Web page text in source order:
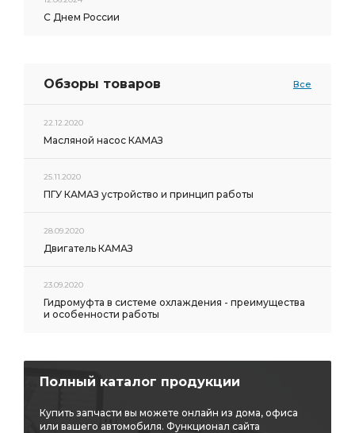
С Днем России
Обзоры товаров Все
22.12.2020
Масляной насос КАМАЗ
25.11.2020
ПГУ КАМАЗ устройство и принцип работы
28.09.2020
Двигатель КАМАЗ
23.09.2020
Гидромуфта в системе охлаждения - преимущества
и особенности работы
Полный каталог продукции
Купить запчасти вы можете онлайн из дома, офиса
или вашего автомобиля. Функционал сайта